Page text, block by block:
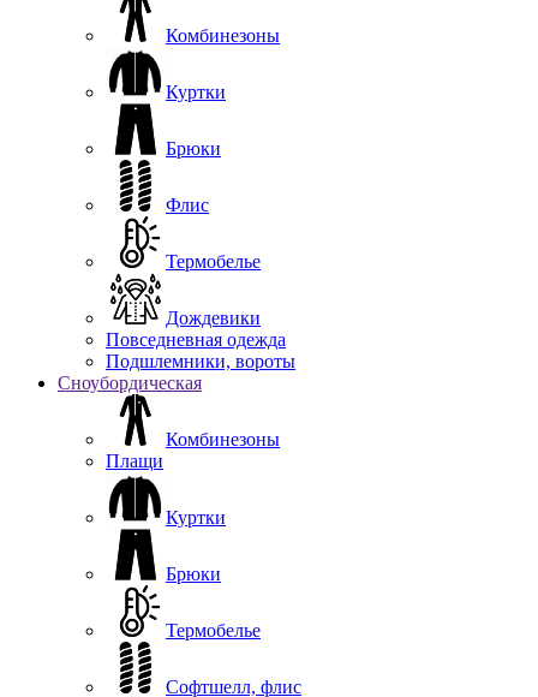
Комбинезоны
Куртки
Брюки
Флис
Термобелье
Дождевики
Повседневная одежда
Подшлемники, вороты
Сноубордическая
Комбинезоны
Плащи
Куртки
Брюки
Термобелье
Софтшелл, флис